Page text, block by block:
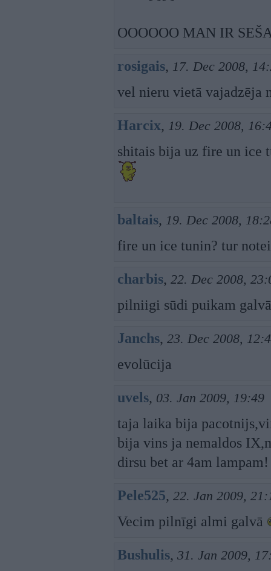
OOOOOO MAN IR
rosigais, 17. Dec 2008,
vel nieru vietā vajadzēja
Harcix, 19. Dec 2008,
shitais bija uz fire un ice
baltais, 19. Dec 2008,
fire un ice tunin? tur
charbis, 22. Dec 2008,
pilniigi sūdi puikam
Janchs, 23. Dec 2008,
evolūcija
uvels, 03. Jan 2009, 19:49
taja laika bija
bija vins ja nemaldos
dirsu bet ar 4am
Pele525, 22. Jan 2009,
Vecim pilnīgi almi galvā
Bushulis, 31. Jan 2009,